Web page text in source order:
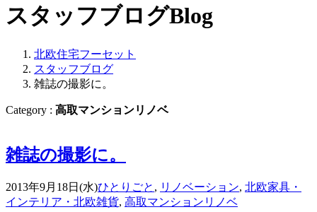
スタッフブログBlog
北欧住宅フーセット
スタッフブログ
雑誌の撮影に。
Category : 高取マンションリノベ
雑誌の撮影に。
2013年9月18日(水)ひとりごと , リノベーション, 北欧家具・
インテリア・北欧雑貨, 高取マンションリノベ